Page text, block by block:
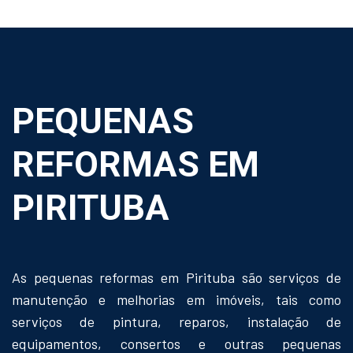
PEQUENAS
REFORMAS EM
PIRITUBA
As pequenas reformas em Pirituba são serviços de
manutenção e melhorias em imóveis, tais como
serviços de pintura, reparos, instalação de
equipamentos, consertos e outras pequenas